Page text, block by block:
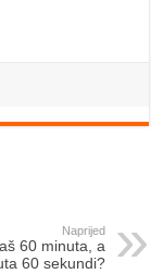
Naprijed
60 minuta, a
60 sekundi?